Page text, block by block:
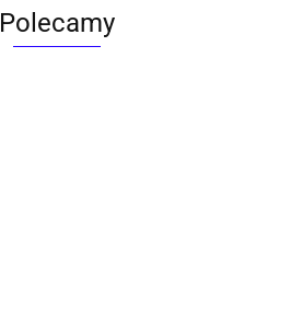
Polecamy